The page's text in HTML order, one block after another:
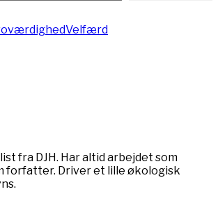
Velfærd
fra DJH. Har altid arbejdet som
forfatter. Driver et lille økologisk